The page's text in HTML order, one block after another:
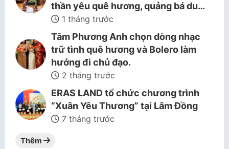
thần yêu quê hương, quảng bá du…
1 tháng trước
Tâm Phương Anh chọn dòng nhạc
trữ tình quê hương và Bolero làm
hướng đi chủ đạo.
2 tháng trước
ERAS LAND tổ chức chương trình
“Xuân Yêu Thương” tại Lâm Đồng
7 tháng trước
Thêm